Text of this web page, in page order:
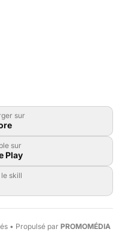
sur
sur
Play
skill
• Propulsé par PROMOMÉDIA